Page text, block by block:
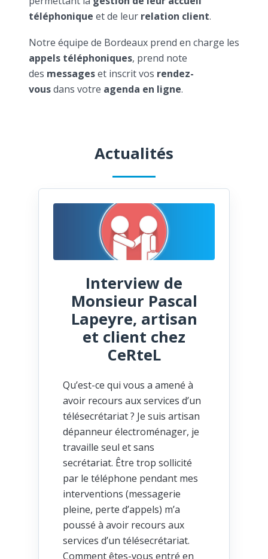
téléphonique et de leur relation client.
Notre équipe de Bordeaux prend en charge les
appels téléphoniques, prend note
des messageset inscrit vos rendez-
vousdans votre agenda en ligne.
Actualités
Interview de
Monsieur Pascal
Lapeyre, artisan
et client chez
CeRteL
Qu’est-ce qui vous a amené à
avoir recours aux services d’un
télésecrétariat ? Je suis artisan
dépanneur électroménager, je
travaille seul et sans
secrétariat. Être trop sollicité
par le téléphone pendant mes
interventions (messagerie
pleine, perte d’appels) m’a
poussé à avoir recours aux
services d’un télésecrétariat.
Comment êtes-vous entré en